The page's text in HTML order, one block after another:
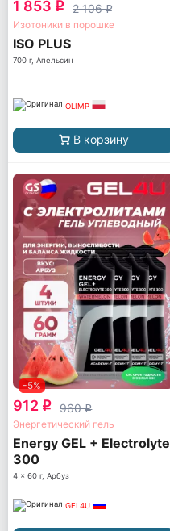
1 853 q 2 106q
Изотоники в порошке
ISO PLUS
700 г, Апельсин
OLIMP
В корзину
-5%
912 q 960q
Энергетический гель
Energy GEL + Electrolyte
300
4 x 60 г, Арбуз
GEL4U